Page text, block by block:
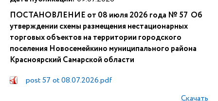
ПОСТАНОВЛЕНИЕ от 08 июля 2026 года № 57 Об
утверждении схемы размещения нестационарных
торговых объектов на территории городского
поселения Новосемейкино муниципального района
Красноярский Самарской области
post 57 ot 08.07.2026.pdf
Скачать